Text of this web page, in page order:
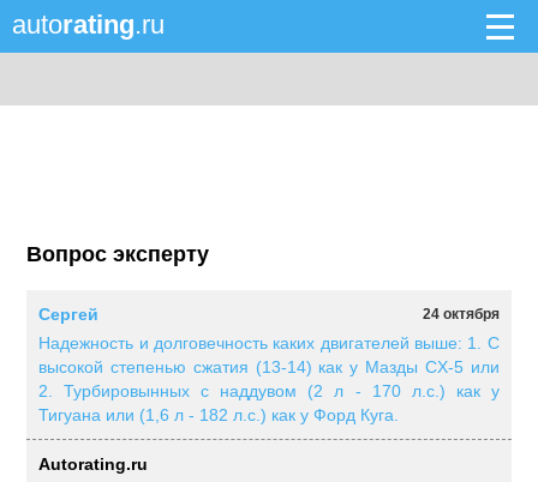
autorating.ru
Вопрос эксперту
24 октября
Сергей
Надежность и долговечность каких двигателей выше: 1. С
высокой степенью сжатия (13-14) как у Мазды CX-5 или
2. Турбировынных с наддувом (2 л - 170 л.с.) как у
Тигуана или (1,6 л - 182 л.с.) как у Форд Куга.
Autorating.ru